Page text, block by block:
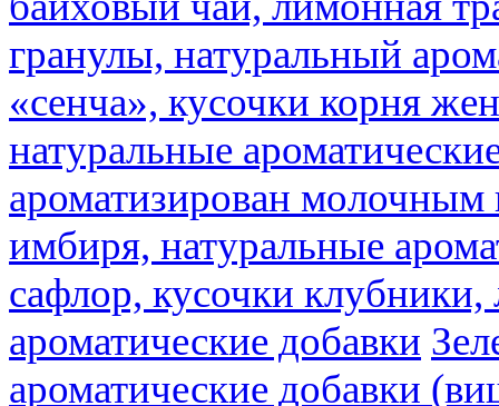
гранулы, натуральный
«сенча», кусочки корня
натуральные
ароматизирован молочным
имбиря, натуральные
сафлор, кусочки
ароматические добавки
ароматические добавки